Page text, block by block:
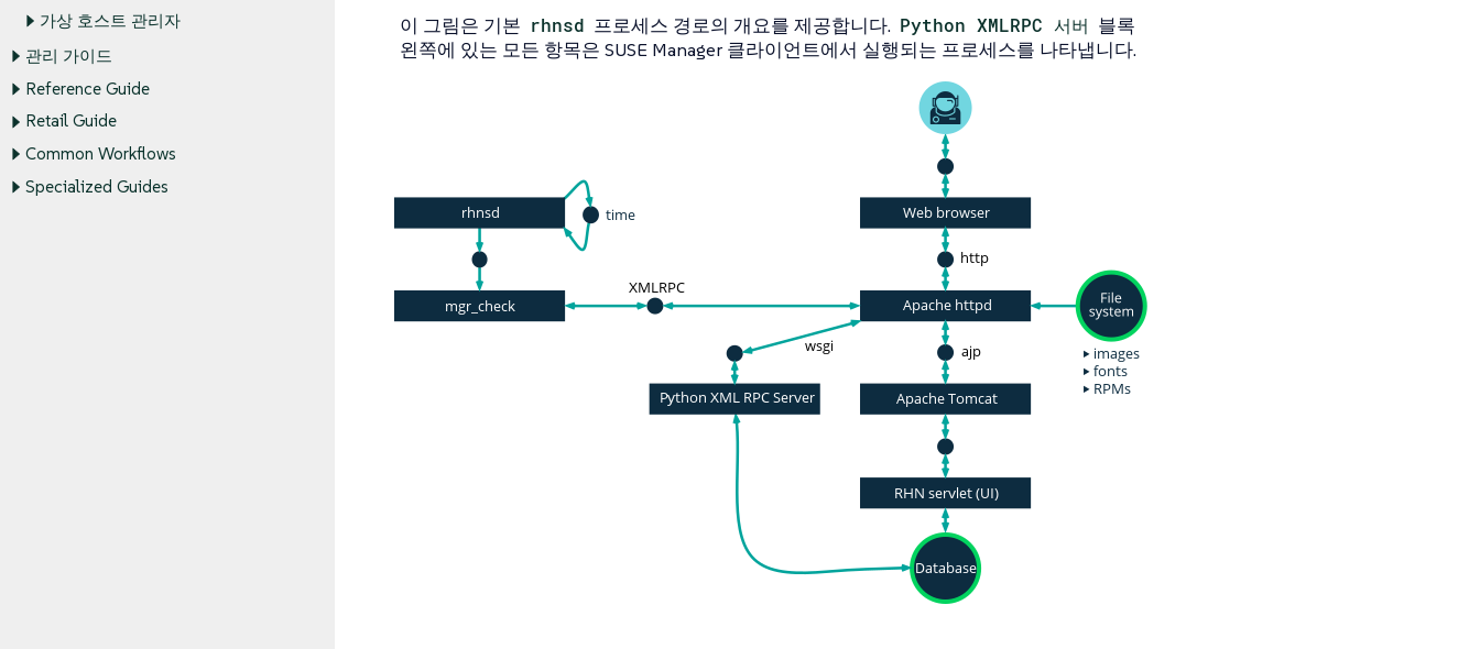
가상 호스트 관리자
관리 가이드
Reference Guide
Retail Guide
Common Workflows
Specialized Guides
이 그림은 기본 rhnsd 프로세스 경로의 개요를 제공합니다. Python XMLRPC 서버 블록
왼쪽에 있는 모든 항목은 SUSE Manager 클라이언트에서 실행되는 프로세스를 나타냅니다.